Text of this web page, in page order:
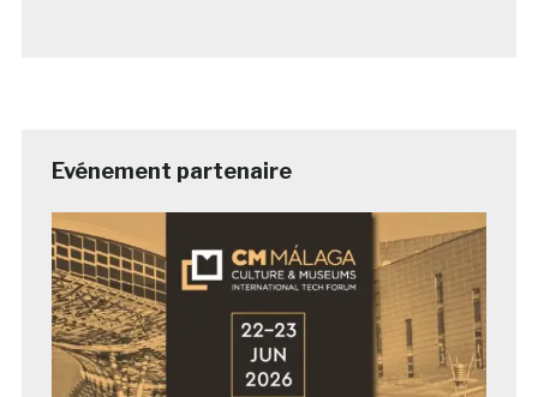
Evénement partenaire